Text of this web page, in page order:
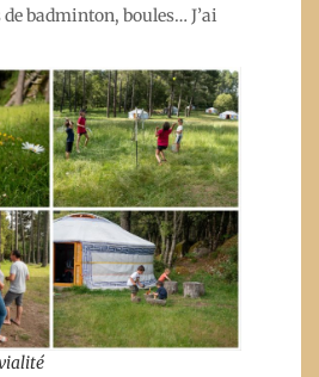
badminton, boules… J’ai